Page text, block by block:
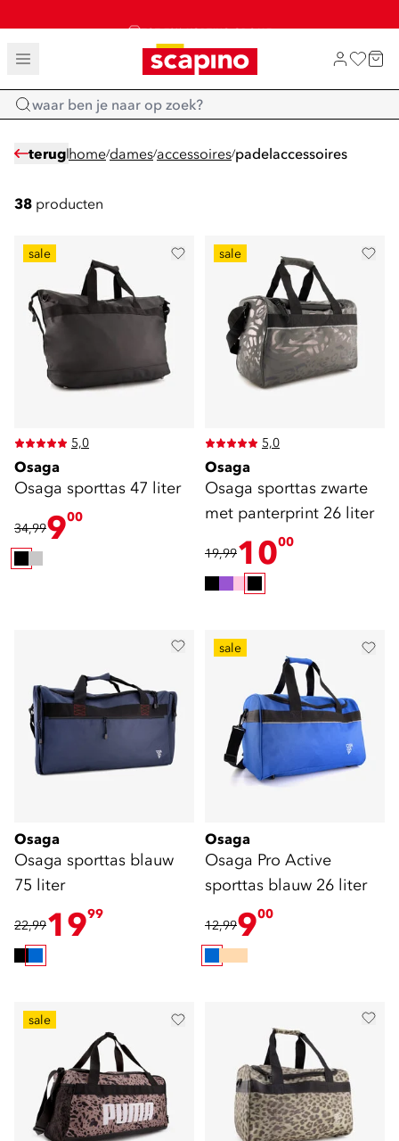
TOT 70% KORTING OP SALE
SHOP NIEUW
Home
terug home/dames/accessoires/padelaccessoires
38 producten
sale
5,0
Osaga
Osaga sporttas 47 liter
34,99900
sale
5,0
Osaga
Osaga sporttas zwarte
met panterprint 26 liter
19,991000
Osaga
Osaga sporttas blauw
75 liter
22,991999
sale
Osaga
Osaga Pro Active
sporttas blauw 26 liter
12,99900
sale